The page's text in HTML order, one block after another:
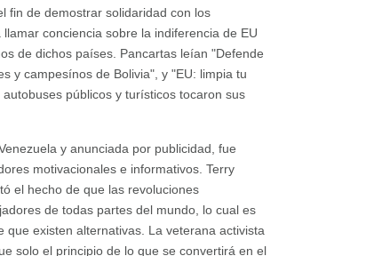
fin de demostrar solidaridad con los
conciencia sobre la indiferencia de EU
de dichos países. Pancartas leían "Defende
y campesínos de Bolivia", y "EU: limpia tu
públicos y turísticos tocaron sus
y anunciada por publicidad, fue
motivacionales e informativos. Terry
el hecho de que las revoluciones
de todas partes del mundo, lo cual es
existen alternativas. La veterana activista
solo el principio de lo que se convertirá en el